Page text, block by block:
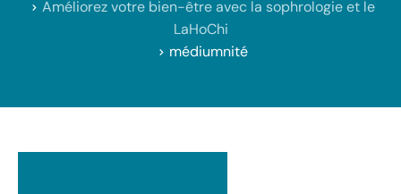
Améliorez votre bien-être avec la sophrologie et le
LaHoChi
médiumnité